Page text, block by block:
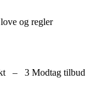
og regler
– 3 Modtag tilbud